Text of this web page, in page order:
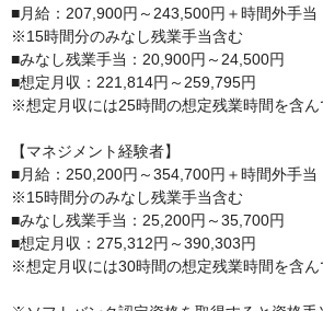
■月給：207,900円～243,500円＋時間外手当
※15時間分のみなし残業手当含む
■みなし残業手当：20,900円～24,500円
■想定月収：221,814円～259,795円
※想定月収には25時間の想定残業時間を含ん
【マネジメント経験者】
■月給：250,200円～354,700円＋時間外手当
※15時間分のみなし残業手当含む
■みなし残業手当：25,200円～35,700円
■想定月収：275,312円～390,303円
※想定月収には30時間の想定残業時間を含ん